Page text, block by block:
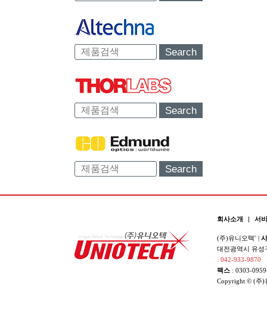
Search
Search
Search
회사소개 | 서
(주)유니오텍' |
대전광역시 유성
: 042-933-9870
팩스 : 0303-
Copyright © (주)